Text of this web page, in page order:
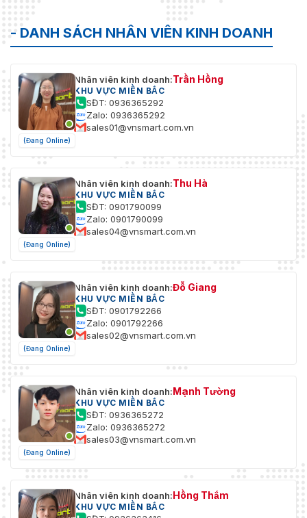
- DANH SÁCH NHÂN VIÊN KINH DOANH
(Đang Online)
Nhân viên kinh doanh:Trần Hồng
KHU VỰC MIỀN BẮC
SĐT: 0936365292
Zalo: 0936365292
sales01@vnsmart.com.vn
(Đang Online)
Nhân viên kinh doanh:Thu Hà
KHU VỰC MIỀN BẮC
SĐT: 0901790099
Zalo: 0901790099
sales04@vnsmart.com.vn
(Đang Online)
Nhân viên kinh doanh:Đỗ Giang
KHU VỰC MIỀN BẮC
SĐT: 0901792266
Zalo: 0901792266
sales02@vnsmart.com.vn
(Đang Online)
Nhân viên kinh doanh:Mạnh Tường
KHU VỰC MIỀN BẮC
SĐT: 0936365272
Zalo: 0936365272
sales03@vnsmart.com.vn
Nhân viên kinh doanh:Hồng Thắm
KHU VỰC MIỀN BẮC